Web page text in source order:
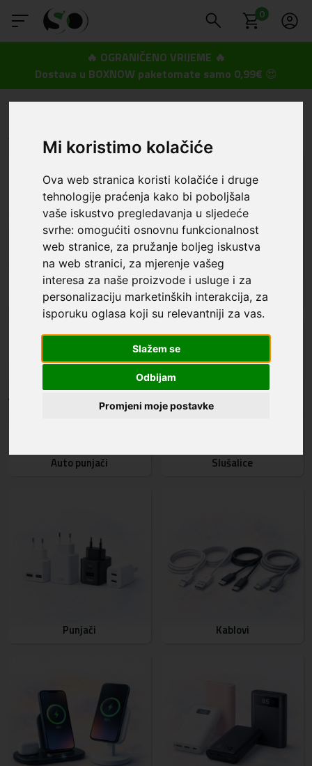
Mi koristimo kolačiće
Ova web stranica koristi kolačiće i druge
tehnologije praćenja kako bi poboljšala
vaše iskustvo pregledavanja u sljedeće
svrhe:omogućiti osnovnu funkcionalnost
web stranice, za pružanje boljeg iskustva
na web stranici, za mjerenje vašeg
interesa za naše proizvode i usluge i za
personalizaciju marketinških interakcija, za
isporuku oglasa koji su relevantniji za vas.
Slažem se
Odbijam
Promjeni moje postavke
0
🔥 OGRANIČENO VRIJEME 🔥
Dostava u BOXNOW paketomate samo 0,99€ 😍
Apple - iPhone 16 Pro Max
Maskice i zaštita za ekran Auto stalci
Auto punjači Slušalice
Punjači Kablovi